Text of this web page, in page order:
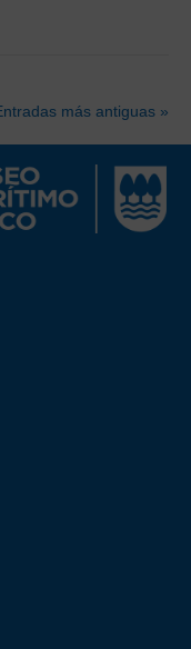
más antiguas »